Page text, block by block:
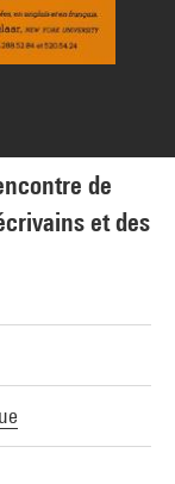
de
et des
graphique